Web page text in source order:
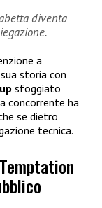
diventa
a
storia con
sfoggiato
concorrente ha
se dietro
tecnica.